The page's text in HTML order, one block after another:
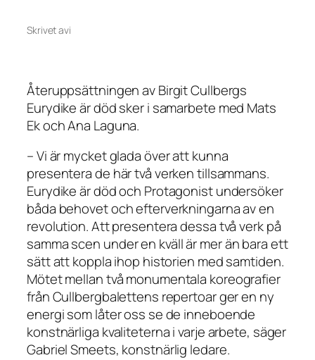
Skrivet avi
Återuppsättningen av Birgit Cullbergs
Eurydike är död sker i samarbete med Mats
Ek och Ana Laguna.
– Vi är mycket glada över att kunna
presentera de här två verken tillsammans.
Eurydike är död och Protagonist undersöker
båda behovet och efterverkningarna av en
revolution. Att presentera dessa två verk på
samma scen under en kväll är mer än bara ett
sätt att koppla ihop historien med samtiden.
Mötet mellan två monumentala koreografier
från Cullbergbalettens repertoar ger en ny
energi som låter oss se de inneboende
konstnärliga kvaliteterna i varje arbete, säger
Gabriel Smeets, konstnärlig ledare.